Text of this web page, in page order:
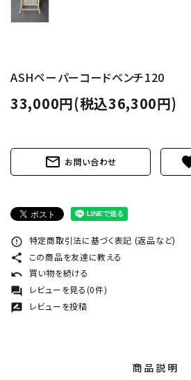
ASHペーパーコードベンチ120
33,000円(税込36,300円)
mail_outline お問い合わせ
error_outline 特定商取引法に基づく表記 (返品など)
share この商品を友達に教える
undo 買い物を続ける
forum レビューを見る(0件)
rate_review レビューを投稿
商品説明